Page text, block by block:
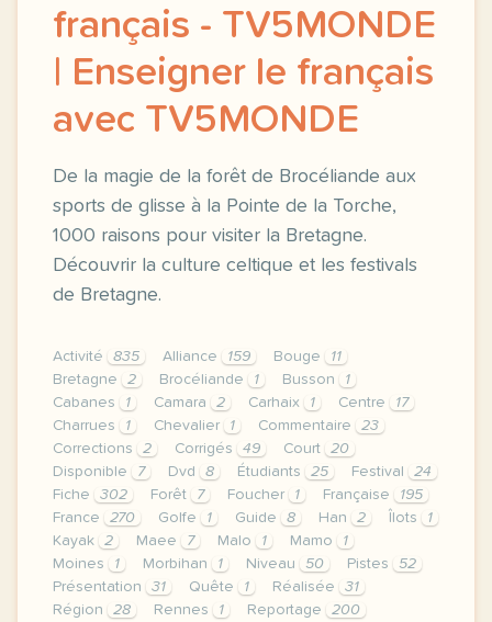
français - TV5MONDE
| Enseigner le français
avec TV5MONDE
De la magie de la forêt de Brocéliande aux
sports de glisse à la Pointe de la Torche,
1000 raisons pour visiter la Bretagne.
Découvrir la culture celtique et les festivals
de Bretagne.
Activité 835 Alliance 159 Bouge
11
Bretagne
2 Brocéliande 1 Busson
1
Cabanes
1 Camara 2 Carhaix 1 Centre
17
Charrues
1 Chevalier 1 Commentaire
23
Corrections
2 Corrigés 49 Court
20
Disponible
7 Dvd 8 Étudiants 25 Festival
24
Fiche
302 Forêt 7 Foucher 1 Française
195
France
270 Golfe 1 Guide 8 Han 2 Îlots
1
Kayak
2 Maee 7 Malo 1 Mamo
1
Moines
1 Morbihan 1 Niveau 50 Pistes
52
Présentation
31 Quête 1 Réalisée
31
Région
28 Rennes 1 Reportage
200